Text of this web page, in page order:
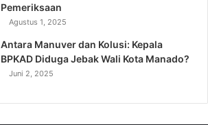
Pemeriksaan
Agustus 1, 2025
Antara Manuver dan Kolusi: Kepala
BPKAD Diduga Jebak Wali Kota Manado?
Juni 2, 2025